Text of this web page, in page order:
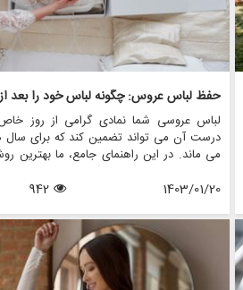
لباس عروسی شما نمادی گرامی از روز
درست آن می تواند تضمین کند که برای سال
می ماند. در این راهنمای جامع، ما بهترین
لباس عروس، از جمله نکاتی در مورد تمیز
نگهداری از لباس های عروسی بررسی خواهیم کرد.
1403/01/20
942